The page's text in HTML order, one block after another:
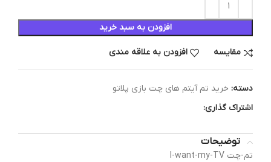
افزودن به سبد خرید
مقایسه افزودن به علاقه مندی
دسته: خرید تم آیتم های چت بازی پلاتو
اشتراک گذاری:
توضیحات
تم-چت I-want-my-TV